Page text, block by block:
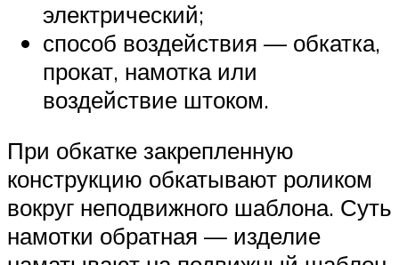
электрический;
способ воздействия — обкатка,
прокат, намотка или
воздействие штоком.
При обкатке закрепленную
конструкцию обкатывают роликом
вокруг неподвижного шаблона. Суть
намотки обратная — изделие